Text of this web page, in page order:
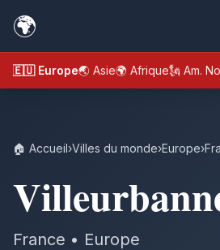
🌍
🇪🇺 Europe🌏 Asie🌍 Afrique🗽 Am.
🏠 Accueil›Villes du monde›Europe›
France • Europe